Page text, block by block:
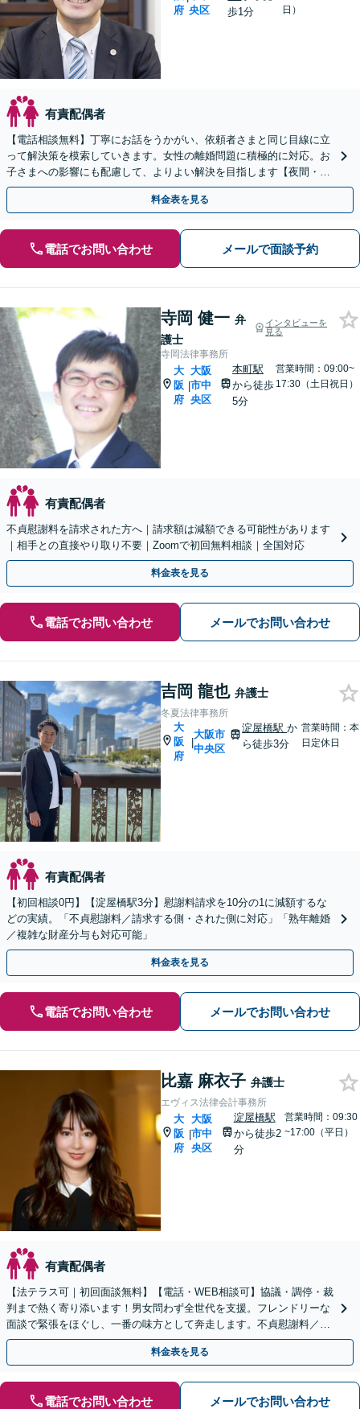
府 央区
歩1分
日）
有責配偶者
【電話相談無料】丁寧にお話をうかがい、依頼者さまと同じ目線に立
って解決策を模索していきます。女性の離婚問題に積極的に対応。お
子さまへの影響にも配慮して、よりよい解決を目指します【夜間・休
日の相談可能】【谷町四丁目駅10秒】
料金表を見る
電話でお問い合わせ メールで面談予約
寺岡 健一 弁
護士
インタビューを
見る
寺岡法律事務所
大
阪
府
|
大阪
市中
央区
本町駅
から徒歩
5分
営業時間：09:00~
17:30（土日祝日）
有責配偶者
不貞慰謝料を請求された方へ｜請求額は減額できる可能性があります
｜相手との直接やり取り不要｜Zoomで初回無料相談｜全国対応
料金表を見る
電話でお問い合わせ メールでお問い合わせ
吉岡 龍也 弁護士
冬夏法律事務所
大
阪
府
|
大阪市
中央区
淀屋橋駅か
ら徒歩3分
営業時間：本
日定休日
有責配偶者
【初回相談0円】【淀屋橋駅3分】慰謝料請求を10分の1に減額するな
どの実績。「不貞慰謝料／請求する側・された側に対応」「熟年離婚
／複雑な財産分与も対応可能」
料金表を見る
電話でお問い合わせ メールでお問い合わせ
比嘉 麻衣子 弁護士
エヴィス法律会計事務所
大
阪
府
|
大阪
市中
央区
淀屋橋駅
から徒歩2
分
営業時間：09:30
~17:00（平日）
有責配偶者
【法テラス可｜初回面談無料】【電話・WEB相談可】協議・調停・裁
判まで熱く寄り添います！男女問わず全世代を支援。フレンドリーな
面談で緊張をほぐし、一番の味方として奔走します。不貞慰謝料／請
求したい・された両方対応【税理士と連携】【休日対応】
料金表を見る
電話でお問い合わせ メールでお問い合わせ